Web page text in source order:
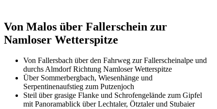
Von Malos über Fallerschein zur
Namloser Wetterspitze
Von Fallersbach über den Fahrweg zur Fallerscheinalpe und
durchs Almdorf Richtung Namloser Wetterspitze
Über Sommerbergbach, Wiesenhänge und
Serpentinenaufstieg zum Putzenjoch
Steil über grasige Flanke und Schrofengelände zum Gipfel
mit Panoramablick über Lechtaler, Ötztaler und Stubaier